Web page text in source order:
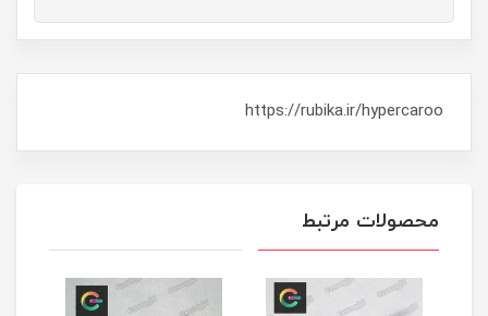
https://rubika.ir/hypercaroo
محصولات مرتبط